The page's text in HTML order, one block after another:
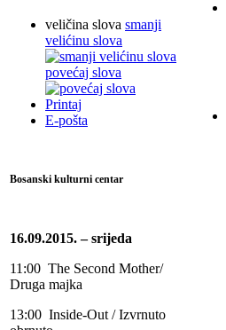
veličina slova smanji
velićinu slova
povećaj slova
Printaj
E-pošta
Bosanski kulturni centar
16.09.2015. – srijeda
11:00 The Second Mother/
Druga majka
13:00 Inside-Out / Izvrnuto